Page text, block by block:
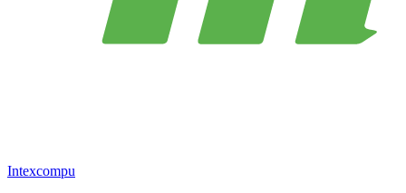
Intexcompu